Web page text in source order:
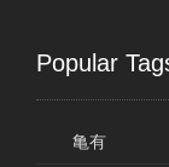
Popular
亀有